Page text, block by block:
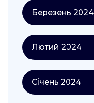
Березень 2024
Лютий 2024
Січень 2024